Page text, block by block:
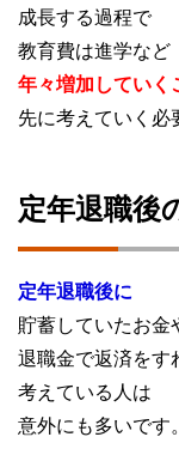
成長する過程で
教育費は進学など
年々増加していく
先に考えていく必
定年退職後
定年退職後に
貯蓄していたお金
退職金で返済をす
考えている人は
意外にも多いです。